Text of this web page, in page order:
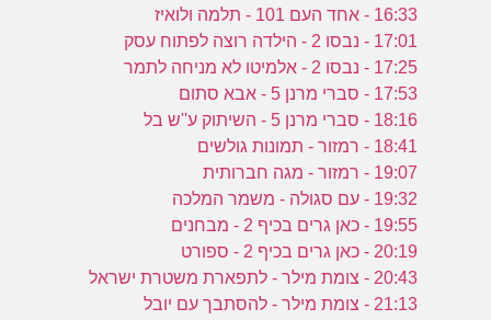
16:33 - אחד העם 101 - תלמה ולואיז
17:01 - נבסו 2 - הילדה רוצה לפתוח עסק
17:25 - נבסו 2 - אלמיטו לא מניחה לתמר
17:53 - סברי מרנן 5 - אבא סתום
18:16 - סברי מרנן 5 - השיתוק ע''ש בל
18:41 - רמזור - תמונות גולשים
19:07 - רמזור - מגה חברותית
19:32 - עם סגולה - משמר המלכה
19:55 - כאן גרים בכיף 2 - מבחנים
20:19 - כאן גרים בכיף 2 - ספורט
20:43 - צומת מילר - לתפארת משטרת ישראל
21:13 - צומת מילר - להסתבך עם יובל